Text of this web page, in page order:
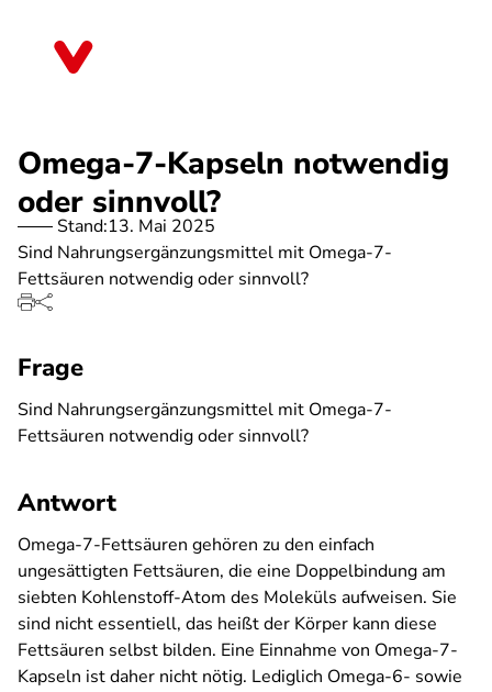
Omega-7-Kapseln notwendig
oder sinnvoll?
Stand:13. Mai 2025
Sind Nahrungsergänzungsmittel mit Omega-7-
Fettsäuren notwendig oder sinnvoll?
Frage
Sind Nahrungsergänzungsmittel mit Omega-7-
Fettsäuren notwendig oder sinnvoll?
Antwort
Omega-7-Fettsäuren gehören zu den einfach
ungesättigten Fettsäuren, die eine Doppelbindung am
siebten Kohlenstoff-Atom des Moleküls aufweisen. Sie
sind nicht essentiell, das heißt der Körper kann diese
Fettsäuren selbst bilden. Eine Einnahme von Omega-7-
Kapseln ist daher nicht nötig. Lediglich Omega-6- sowie